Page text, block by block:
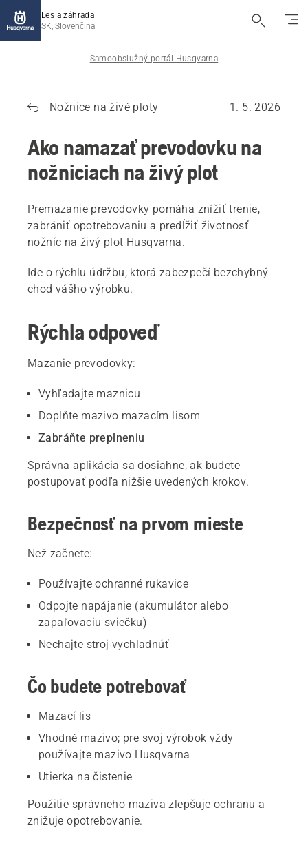
Les a záhrada
SK, Slovenčina
Samoobslužný portál Husqvarna
Nožnice na živé ploty 1. 5. 2026
Ako namazať prevodovku na
nožniciach na živý plot
Premazanie prevodovky pomáha znížiť trenie,
zabrániť opotrebovaniu a predĺžiť životnosť
nožníc na živý plot Husqvarna.
Ide o rýchlu údržbu, ktorá zabezpečí bezchybný
chod vášho výrobku.
Rýchla odpoveď
Mazanie prevodovky:
Vyhľadajte maznicu
Doplňte mazivo mazacím lisom
Zabráňte preplneniu
Správna aplikácia sa dosiahne, ak budete
postupovať podľa nižšie uvedených krokov.
Bezpečnosť na prvom mieste
Než začnete:
Používajte ochranné rukavice
Odpojte napájanie (akumulátor alebo
zapaľovaciu sviečku)
Nechajte stroj vychladnúť
Čo budete potrebovať
Mazací lis
Vhodné mazivo; pre svoj výrobok vždy
používajte mazivo Husqvarna
Utierka na čistenie
Použitie správneho maziva zlepšuje ochranu a
znižuje opotrebovanie.